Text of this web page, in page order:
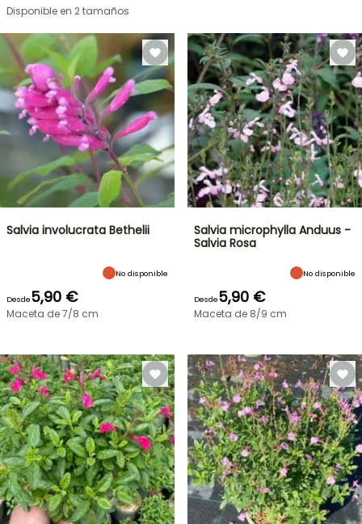
Disponible en 2 tamaños
Salvia involucrata Bethelii
No disponible
Desde5,90 €
Maceta de 7/8 cm
Salvia microphylla Anduus -
Salvia Rosa
No disponible
Desde5,90 €
Maceta de 8/9 cm